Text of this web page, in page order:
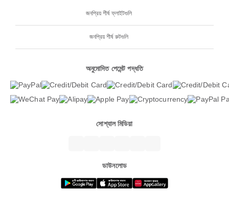
জনপ্রিয় শীর্ষ ফ্লাইটগুলি
জনপ্রিয় শীর্ষ রুটগুলি
অনুমোদিত পেমেন্ট পদ্ধতি
সোশ্যাল মিডিয়া
ডাউনলোড